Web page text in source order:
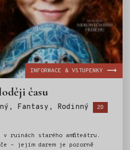
času
Fantasy, Rodinný Štítky:
2D
v ruinách starého amfiteátru.
– jejím darem je pozorně
INFORMACE & VSTUPENKY